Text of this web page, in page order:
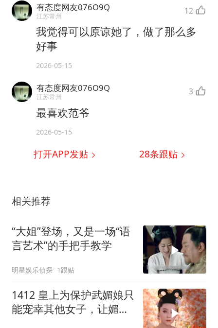
有态度网友076O9Q
江苏常州 12
我觉得可以原谅她了，做了那么多
好事
2026-05-15
有态度网友076O9Q
江苏常州 3
最喜欢范爷
2026-05-15
打开APP发贴 28条跟贴
相关推荐
“大姐”登场，又是一场“语
言艺术”的手把手教学
明星娱乐侦探 1跟贴
1412 皇上为保护武媚娘只
能宠幸其他女子，让媚娘